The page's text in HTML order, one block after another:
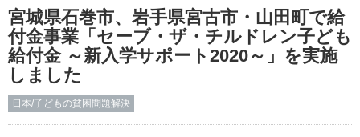
宮城県石巻市、岩手県宮古市・山田町で給
付金事業「セーブ・ザ・チルドレン子ども
給付金 ～新入学サポート2020～」を実施
しました
日本/子どもの貧困問題解決